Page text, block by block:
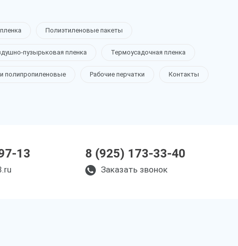
Полиэтиленовые пакеты
пузырьковая пленка Термоусадочная пленка
полипропиленовые Рабочие перчатки Контакты
13 8 (925) 173-33-40
Заказать звонок